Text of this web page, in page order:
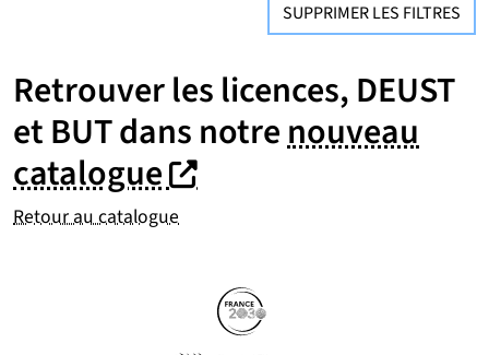
SUPPRIMER LES FILTRES
Retrouver les licences, DEUST
et BUT dans notrenouveau
catalogue(nouvelle fenêtre)
(nouvelle fenêtre)
Retour au catalogue
(nouvelle fenêtre)